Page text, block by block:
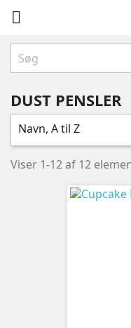

DUST PENSLER
Navn, A til Z
Viser 1-12 af 12